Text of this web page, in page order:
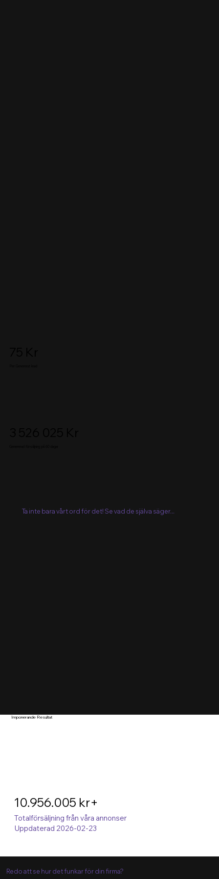
Ta inte bara vårt ord för det! Se vad de själva säger...
Imponerande Resultat
10.956.005 kr+
Totalförsäljning från våra annonser
Uppdaterad 2026-02-23
Redo att se hur det funkar för din firma?